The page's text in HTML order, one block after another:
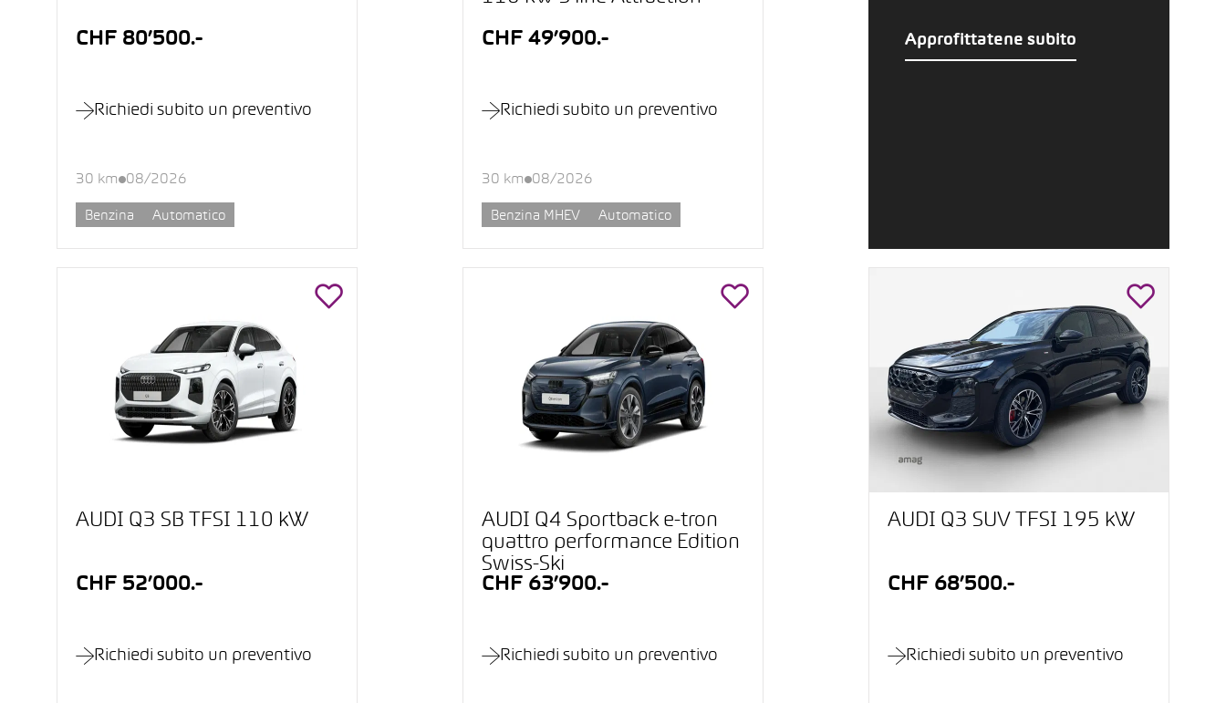
CHF 80’500.-
Richiedi subito un preventivo
30 km 08/2026
Benzina Automatico
CHF 49’900.-
Richiedi subito un preventivo
30 km 08/2026
Benzina MHEV Automatico
Approfittatene subito
AUDI Q3 SB TFSI 110 kW
CHF 52’000.-
Richiedi subito un preventivo
AUDI Q4 Sportback e-tron
quattro performance Edition
Swiss-Ski
CHF 63’900.-
Richiedi subito un preventivo
AUDI Q3 SUV TFSI 195 kW
CHF 68’500.-
Richiedi subito un preventivo